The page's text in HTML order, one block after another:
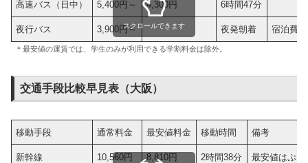
高速バス（日中） 5,400円～ 4,300円 6時間47分
夜行バス 3,900円～ 夜発朝着 宿泊費
スクロールできます
＊最安値の運賃では、学生のみが利用できる学割料金は除外。
交通手段比較早見表（大阪）
移動手段 通常料金 最安値料金 移動時間 備考
新幹線 10,560円 8,810円 2時間38分 最安値はぷ